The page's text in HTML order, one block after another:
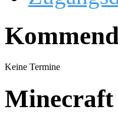
Keine Termine
Minecraft